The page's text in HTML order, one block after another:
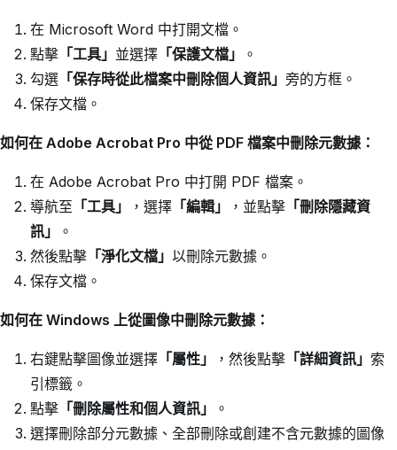
在 Microsoft Word 中打開文檔。
點擊「工具」 並選擇「保護文檔」
。
勾選「保存時從此檔案中刪除個人資訊」 旁的方框。
保存文檔。
如何在 Adobe Acrobat Pro 中從 PDF 檔案中刪除元數據：
在 Adobe Acrobat Pro 中打開 PDF 檔案。
導航至 「工具」 ，選擇「編輯」 ，並點擊「刪除隱藏資
訊」
。
然後點擊「淨化文檔」 以刪除元數據。
保存文檔。
如何在 Windows 上從圖像中刪除元數據：
右鍵點擊圖像並選擇「屬性」 ，然後點擊「詳細資訊」 索
引標籤。
點擊「刪除屬性和個人資訊」
。
選擇刪除部分元數據、全部刪除或創建不含元數據的圖像